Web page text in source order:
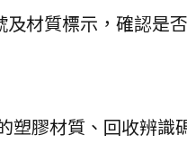
材質標示，確認是
塑膠材質、回收辨識